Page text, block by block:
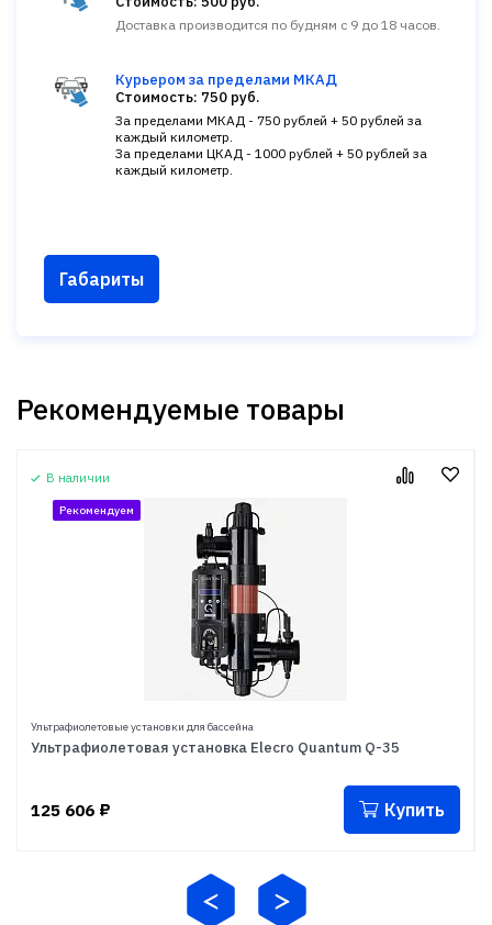
Доставка производится по будням с 9 до 18 часов.
Курьером за пределами МКАД
Стоимость: 750 руб.
За пределами МКАД - 750 рублей + 50 рублей за
каждый километр.
За пределами ЦКАД - 1000 рублей + 50 рублей за
каждый километр.
Габариты
Рекомендуемые товары
В наличии
Рекомендуем
Ультрафиолетовые установки для бассейна
Ультрафиолетовая установка Elecro Quantum Q-35
125 606 ₽ Купить